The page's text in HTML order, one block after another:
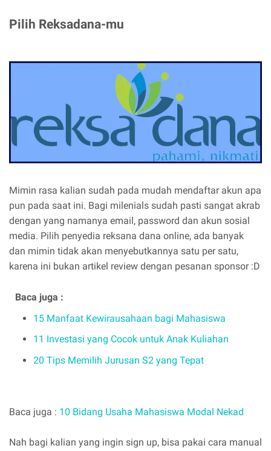
Pilih Reksadana-mu
Mimin rasa kalian sudah pada mudah mendaftar akun apa
pun pada saat ini. Bagi milenials sudah pasti sangat akrab
dengan yang namanya email, password dan akun sosial
media. Pilih penyedia reksana dana online, ada banyak
dan mimin tidak akan menyebutkannya satu per satu,
karena ini bukan artikel review dengan pesanan sponsor :D
Baca juga :
15 Manfaat Kewirausahaan bagi Mahasiswa
11 Investasi yang Cocok untuk Anak Kuliahan
20 Tips Memilih Jurusan S2 yang Tepat
Baca juga : 10 Bidang Usaha Mahasiswa Modal Nekad
Nah bagi kalian yang ingin sign up, bisa pakai cara manual